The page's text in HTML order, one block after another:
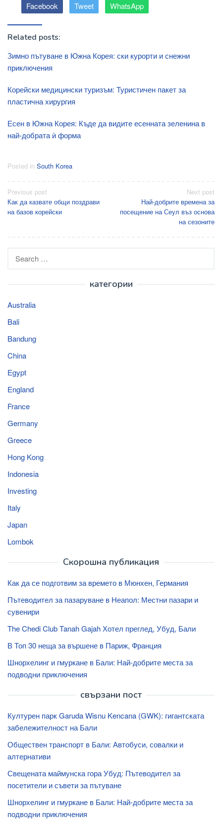
Facebook Tweet WhatsApp
Related posts:
Зимно пътуване в Южна Корея: ски курорти и снежни
приключения
Корейски медицински туризъм: Туристичен пакет за
пластична хирургия
Есен в Южна Корея: Къде да видите есенната зеленина в
най-добрата ѝ форма
Posted in South Korea
Post
navigation
Previous post
Как да казвате общи поздрави
на базов корейски
Next post
Най-добрите времена за
посещение на Сеул въз основа
на сезоните
for:
категории
Australia
Bali
Bandung
China
Egypt
England
France
Germany
Greece
Hong Kong
Indonesia
Investing
Italy
Japan
Lombok
Скорошна публикация
Как да се подготвим за времето в Мюнхен, Германия
Пътеводител за пазаруване в Неапол: Местни пазари и
сувенири
The Chedi Club Tanah Gajah Хотел преглед, Убуд, Бали
В Топ 30 неща за вършене в Париж, Франция
Шнорхелинг и гмуркане в Бали: Най-добрите места за
подводни приключения
свързани пост
Културен парк Garuda Wisnu Kencana (GWK): гигантската
забележителност на Бали
Обществен транспорт в Бали: Автобуси, совалки и
алтернативи
Свещената маймунска гора Убуд: Пътеводител за
посетители и съвети за пътуване
Шнорхелинг и гмуркане в Бали: Най-добрите места за
подводни приключения